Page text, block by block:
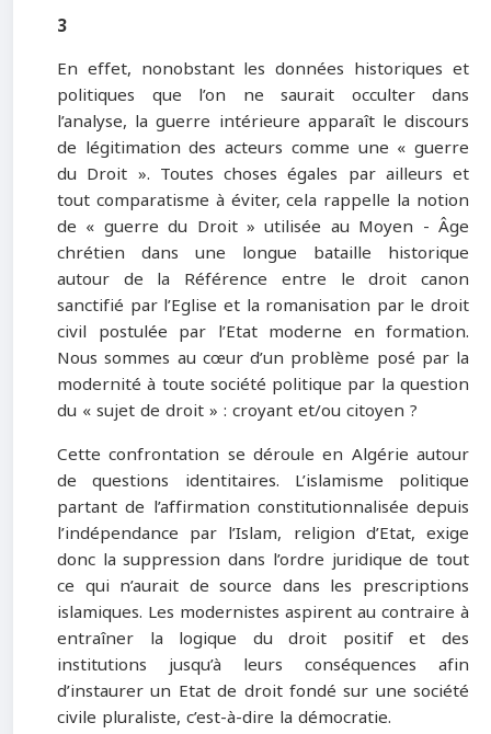
3
En effet, nonobstant les données historiques et
politiques que l’on ne saurait occulter dans
l’analyse, la guerre intérieure apparaît le discours
de légitimation des acteurs comme une « guerre
du Droit ». Toutes choses égales par ailleurs et
tout comparatisme à éviter, cela rappelle la notion
de « guerre du Droit » utilisée au Moyen - Âge
chrétien dans une longue bataille historique
autour de la Référence entre le droit canon
sanctifié par l’Eglise et la romanisation par le droit
civil postulée par l’Etat moderne en formation.
Nous sommes au cœur d’un problème posé par la
modernité à toute société politique par la question
du « sujet de droit » : croyant et/ou citoyen ?
Cette confrontation se déroule en Algérie autour
de questions identitaires. L’islamisme politique
partant de l’affirmation constitutionnalisée depuis
l’indépendance par l’Islam, religion d’Etat, exige
donc la suppression dans l’ordre juridique de tout
ce qui n’aurait de source dans les prescriptions
islamiques. Les modernistes aspirent au contraire à
entraîner la logique du droit positif et des
institutions jusqu’à leurs conséquences afin
d’instaurer un Etat de droit fondé sur une société
civile pluraliste, c’est-à-dire la démocratie.